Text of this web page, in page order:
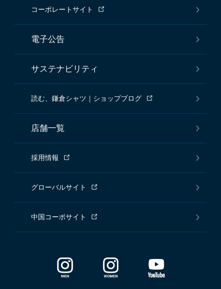
コーポレートサイト
電子公告
サステナビリティ
読む、鎌倉シャツ｜ショップブログ
店舗一覧
採用情報
グローバルサイト
中国コーポサイト